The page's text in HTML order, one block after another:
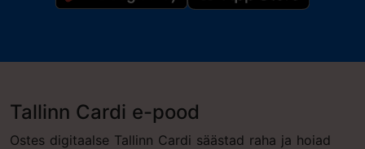
Tallinn Cardi e-pood
Ostes digitaalse Tallinn Cardi säästad raha ja hoiad